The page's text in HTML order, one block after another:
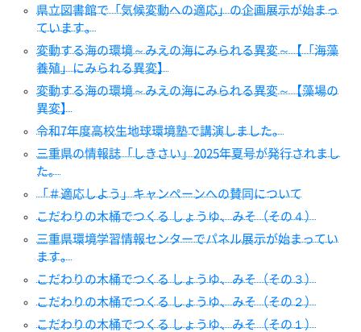
県立図書館で「気候変動への適応」の企画展示が始まっ
ています。
変動する海の環境～みえの海にみられる異変～【「海藻
養殖」にみられる異変】
変動する海の環境～みえの海にみられる異変～【藻場の
異変】
令和7年度高校生地球環境塾で講演しました。
三重県の情報誌「しきさい」2025年夏号が発行されまし
た。
「＃適応しよう」キャンペーンへの賛同について
こだわりの木桶でつくる しょうゆ、みそ（その４）
三重県環境学習情報センターでパネル展示が始まってい
ます。
こだわりの木桶でつくる しょうゆ、みそ（その３）
こだわりの木桶でつくる しょうゆ、みそ（その２）
こだわりの木桶でつくる しょうゆ、みそ（その１）